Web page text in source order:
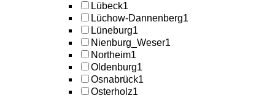
Lübeck1
Lüchow-Dannenberg1
Lüneburg1
Nienburg_Weser1
Northeim1
Oldenburg1
Osnabrück1
Osterholz1